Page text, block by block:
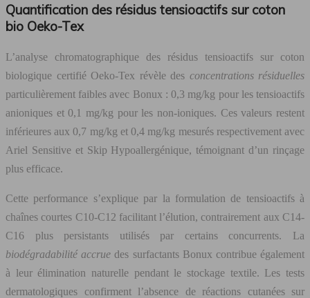
Quantification des résidus tensioactifs sur coton
bio Oeko-Tex
L’analyse chromatographique des résidus tensioactifs sur coton
biologique certifié Oeko-Tex révèle des concentrations résiduelles
particulièrement faibles avec Bonux : 0,3 mg/kg pour les tensioactifs
anioniques et 0,1 mg/kg pour les non-ioniques. Ces valeurs restent
inférieures aux 0,7 mg/kg et 0,4 mg/kg mesurés respectivement avec
Ariel Sensitive et Skip Hypoallergénique, témoignant d’un rinçage
plus efficace.
Cette performance s’explique par la formulation de tensioactifs à
chaînes courtes C10-C12 facilitant l’élution, contrairement aux C14-
C16 plus persistants utilisés par certains concurrents. La
biodégradabilité accruedes surfactants Bonux contribue également
à leur élimination naturelle pendant le stockage textile. Les tests
dermatologiques confirment l’absence de réactions cutanées sur